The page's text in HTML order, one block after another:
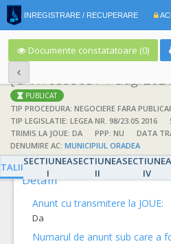
INREGISTRARE / RECUPERARE
Documente constatatoare (0)
[CAN1059905 / 1 aug.
PUBLICAT
TIP PROCEDURA: NEGOCIERE FARA
TIP LEGISLATIE: LEGEA NR. 98/23.05.2016
TRIMIS LA JOUE: DA
PPP: NU
DATA
DENUMIRE AC: MUNICIPIUL ORADEA
SECTIUNEA
I
SECTIUNEA
II
SECTIUNEA
IV
DETALII
Detalii
Anunt cu transmitere la JOUE:
Da
Numarul de anunt sub care a